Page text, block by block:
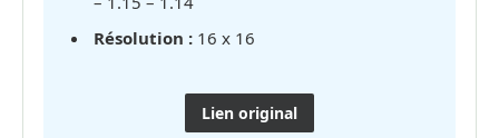
Résolution : 16 x 16
Lien original